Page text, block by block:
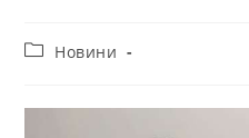
Новини